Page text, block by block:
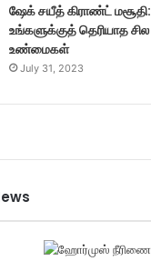
ஷேக் சயீத் கிராண்ட் மசூதி:
உங்களுக்குத் தெரியாத சில
உண்மைகள்
July 31, 2023